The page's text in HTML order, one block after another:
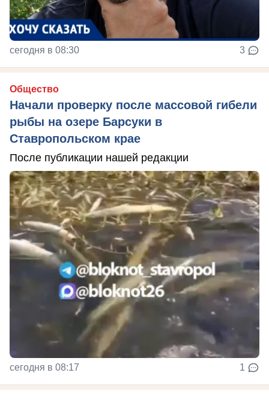
сегодня в 08:30 3
Общество
Начали проверку после массовой гибели
рыбы на озере Барсуки в
Ставропольском крае
После публикации нашей редакции
сегодня в 08:17 1